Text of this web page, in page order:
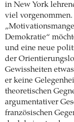
in New York
viel
„
Demokratie“
und eine neue
der
Gewissheiten
er keine
theoretischen
argumentativer
französischen